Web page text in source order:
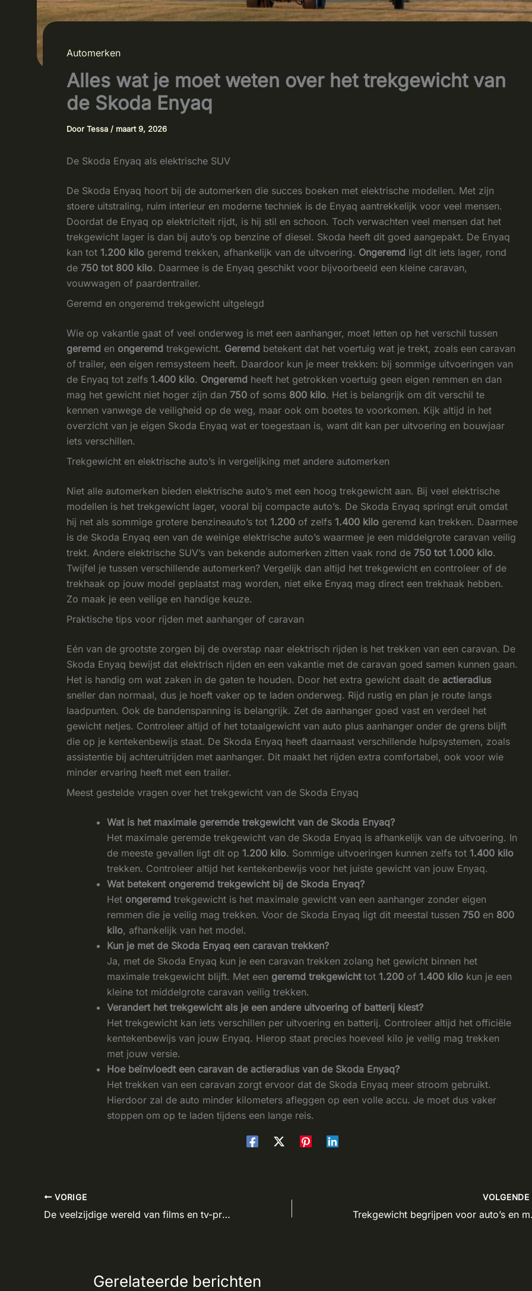
Automerken
Alles wat je moet weten over het trekgewicht van
de Skoda Enyaq
DoorTessa / maart 9, 2026
De Skoda Enyaq als elektrische SUV
De Skoda Enyaq hoort bij de automerken die succes boeken met elektrische modellen. Met zijn
stoere uitstraling, ruim interieur en moderne techniek is de Enyaq aantrekkelijk voor veel mensen.
Doordat de Enyaq op elektriciteit rijdt, is hij stil en schoon. Toch verwachten veel mensen dat het
trekgewicht lager is dan bij auto’s op benzine of diesel. Skoda heeft dit goed aangepakt. De Enyaq
kan tot 1.200 kilo geremd trekken, afhankelijk van de uitvoering. Ongeremd ligt dit iets lager, rond
de 750 tot 800 kilo. Daarmee is de Enyaq geschikt voor bijvoorbeeld een kleine caravan,
vouwwagen of paardentrailer.
Geremd en ongeremd trekgewicht uitgelegd
Wie op vakantie gaat of veel onderweg is met een aanhanger, moet letten op het verschil tussen
geremd en ongeremd trekgewicht. Geremd betekent dat het voertuig wat je trekt, zoals een caravan
of trailer, een eigen remsysteem heeft. Daardoor kun je meer trekken: bij sommige uitvoeringen van
de Enyaq tot zelfs 1.400 kilo. Ongeremd heeft het getrokken voertuig geen eigen remmen en dan
mag het gewicht niet hoger zijn dan 750 of soms 800 kilo. Het is belangrijk om dit verschil te
kennen vanwege de veiligheid op de weg, maar ook om boetes te voorkomen. Kijk altijd in het
overzicht van je eigen Skoda Enyaq wat er toegestaan is, want dit kan per uitvoering en bouwjaar
iets verschillen.
Trekgewicht en elektrische auto’s in vergelijking met andere automerken
Niet alle automerken bieden elektrische auto’s met een hoog trekgewicht aan. Bij veel elektrische
modellen is het trekgewicht lager, vooral bij compacte auto’s. De Skoda Enyaq springt eruit omdat
hij net als sommige grotere benzineauto’s tot 1.200 of zelfs 1.400 kilo geremd kan trekken. Daarmee
is de Skoda Enyaq een van de weinige elektrische auto’s waarmee je een middelgrote caravan veilig
trekt. Andere elektrische SUV’s van bekende automerken zitten vaak rond de 750 tot 1.000 kilo.
Twijfel je tussen verschillende automerken? Vergelijk dan altijd het trekgewicht en controleer of de
trekhaak op jouw model geplaatst mag worden, niet elke Enyaq mag direct een trekhaak hebben.
Zo maak je een veilige en handige keuze.
Praktische tips voor rijden met aanhanger of caravan
Eén van de grootste zorgen bij de overstap naar elektrisch rijden is het trekken van een caravan. De
Skoda Enyaq bewijst dat elektrisch rijden en een vakantie met de caravan goed samen kunnen gaan.
Het is handig om wat zaken in de gaten te houden. Door het extra gewicht daalt de actieradius
sneller dan normaal, dus je hoeft vaker op te laden onderweg. Rijd rustig en plan je route langs
laadpunten. Ook de bandenspanning is belangrijk. Zet de aanhanger goed vast en verdeel het
gewicht netjes. Controleer altijd of het totaalgewicht van auto plus aanhanger onder de grens blijft
die op je kentekenbewijs staat. De Skoda Enyaq heeft daarnaast verschillende hulpsystemen, zoals
assistentie bij achteruitrijden met aanhanger. Dit maakt het rijden extra comfortabel, ook voor wie
minder ervaring heeft met een trailer.
Meest gestelde vragen over het trekgewicht van de Skoda Enyaq
Wat is het maximale geremde trekgewicht van de Skoda Enyaq?
Het maximale geremde trekgewicht van de Skoda Enyaq is afhankelijk van de uitvoering. In
de meeste gevallen ligt dit op 1.200 kilo. Sommige uitvoeringen kunnen zelfs tot 1.400 kilo
trekken. Controleer altijd het kentekenbewijs voor het juiste gewicht van jouw Enyaq.
Wat betekent ongeremd trekgewicht bij de Skoda Enyaq?
Het ongeremd trekgewicht is het maximale gewicht van een aanhanger zonder eigen
remmen die je veilig mag trekken. Voor de Skoda Enyaq ligt dit meestal tussen 750 en 800
kilo, afhankelijk van het model.
Kun je met de Skoda Enyaq een caravan trekken?
Ja, met de Skoda Enyaq kun je een caravan trekken zolang het gewicht binnen het
maximale trekgewicht blijft. Met een geremd trekgewichttot 1.200 of 1.400 kilo kun je een
kleine tot middelgrote caravan veilig trekken.
Verandert het trekgewicht als je een andere uitvoering of batterij kiest?
Het trekgewicht kan iets verschillen per uitvoering en batterij. Controleer altijd het officiële
kentekenbewijs van jouw Enyaq. Hierop staat precies hoeveel kilo je veilig mag trekken
met jouw versie.
Hoe beïnvloedt een caravan de actieradius van de Skoda Enyaq?
Het trekken van een caravan zorgt ervoor dat de Skoda Enyaq meer stroom gebruikt.
Hierdoor zal de auto minder kilometers afleggen op een volle accu. Je moet dus vaker
stoppen om op te laden tijdens een lange reis.
VORIGE
De veelzijdige wereld van films en tv-programma’s met Kevin Hassing
VOLGENDE
Gerelateerde berichten